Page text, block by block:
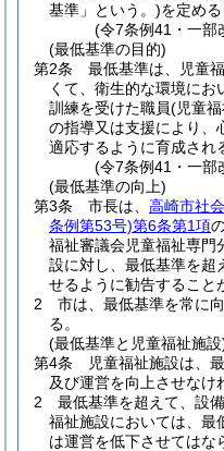
基準」という。)を定める
(令7条例41・一部
(最低基準の目的)
第2条
最低基準は、児童
くて、衛生的な環境に
訓練を受けた職員(児童
の指導又は支援により、
適応するように育成され
(令7条例41・一部
(最低基準の向上)
第3条
市長は、 高崎市社
条例第53号)第6条第1項
福祉審議会児童福祉専門
設に対し、最低基準を超
せるように勧告すること
2
市は、最低基準を常に
る。
(最低基準と児童福祉施設
第4条
児童福祉施設は、
及び運営を向上させなけ
2
最低基準を超えて、設
福祉施設においては、最
は運営を低下させてはな